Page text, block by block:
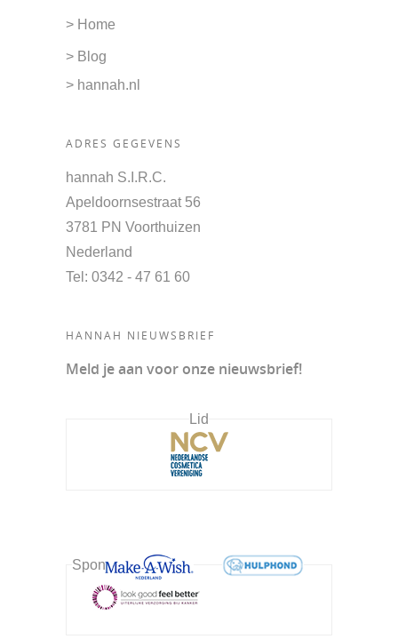
> Home
> Blog
> hannah.nl
ADRES GEGEVENS
hannah S.I.R.C.
Apeldoornsestraat 56
3781 PN Voorthuizen
Nederland
Tel : 0342 - 47 61 60
HANNAH NIEUWSBRIEF
Meld je aan voor onze nieuwsbrief!
Lid
Sponsor